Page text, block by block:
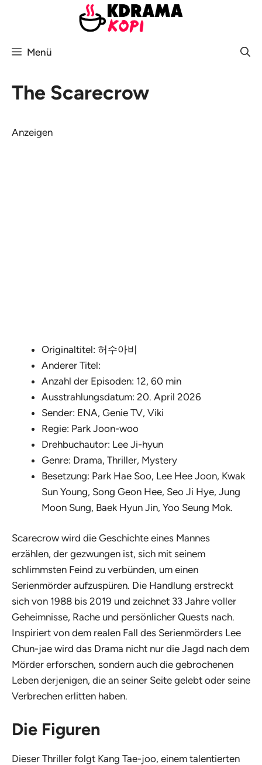
Menü
The Scarecrow
Anzeigen
Originaltitel: 허수아비
Anderer Titel:
Anzahl der Episoden: 12, 60 min
Ausstrahlungsdatum: 20. April 2026
Sender: ENA, Genie TV, Viki
Regie: Park Joon-woo
Drehbuchautor: Lee Ji-hyun
Genre: Drama, Thriller, Mystery
Besetzung: Park Hae Soo, Lee Hee Joon, Kwak
Sun Young, Song Geon Hee, Seo Ji Hye, Jung
Moon Sung, Baek Hyun Jin, Yoo Seung Mok.
Scarecrow wird die Geschichte eines Mannes
erzählen, der gezwungen ist, sich mit seinem
schlimmsten Feind zu verbünden, um einen
Serienmörder aufzuspüren. Die Handlung erstreckt
sich von 1988 bis 2019 und zeichnet 33 Jahre voller
Geheimnisse, Rache und persönlicher Quests nach.
Inspiriert von dem realen Fall des Serienmörders Lee
Chun-jae wird das Drama nicht nur die Jagd nach dem
Mörder erforschen, sondern auch die gebrochenen
Leben derjenigen, die an seiner Seite gelebt oder seine
Verbrechen erlitten haben.
Die Figuren
Dieser Thriller folgt Kang Tae-joo, einem talentierten